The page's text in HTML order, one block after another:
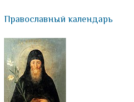
Православный календарь